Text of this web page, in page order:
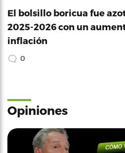
El bolsillo boricua fue
2025-2026 con un
inflación
0
Opiniones